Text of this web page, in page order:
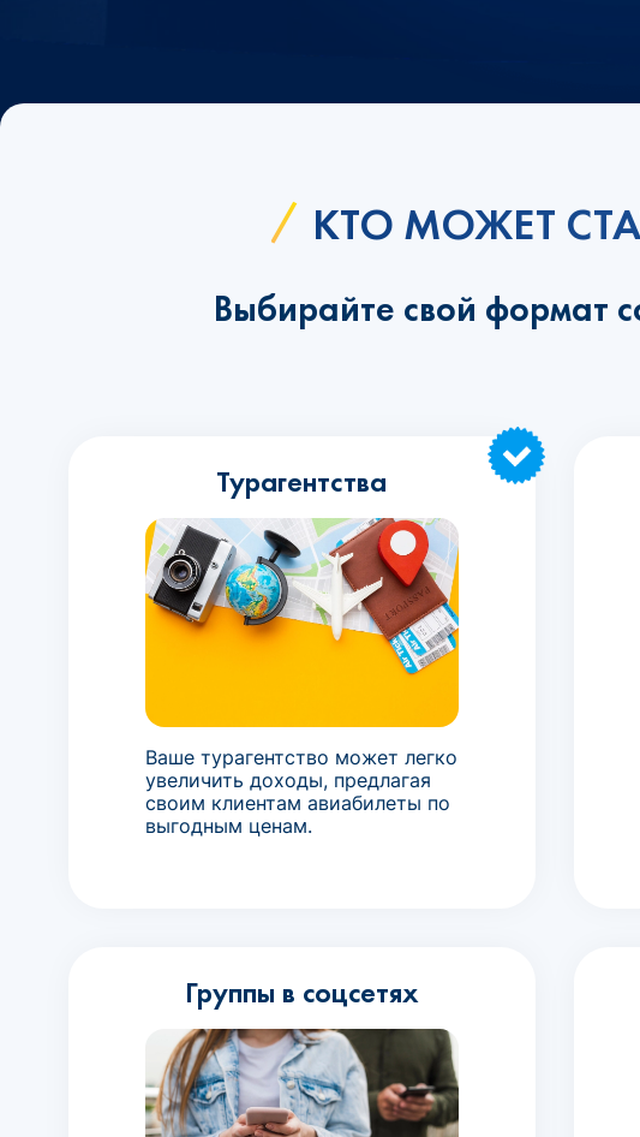
КТО МОЖЕТ
Выбирайте свой формат
Турагентства
Ваше турагентство может легко
увеличить доходы, предлагая
своим клиентам авиабилеты по
выгодным ценам.
Группы в соцсетях